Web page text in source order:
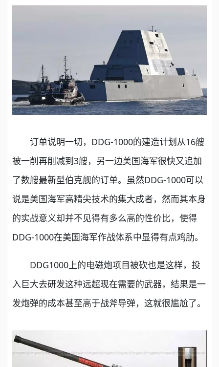
订单说明一切，DDG-1000的建造计划从16艘
被一削再削减到3艘，另一边美国海军很快又追加
了数艘最新型伯克舰的订单。虽然DDG-1000可以
说是美国海军高精尖技术的集大成者，然而其本身
的实战意义却并不见得有多么高的性价比，使得
DDG-1000在美国海军作战体系中显得有点鸡肋。
DDG1000上的电磁炮项目被砍也是这样，投
入巨大去研发这种远超现在需要的武器，结果是一
发炮弹的成本甚至高于战斧导弹，这就很尴尬了。